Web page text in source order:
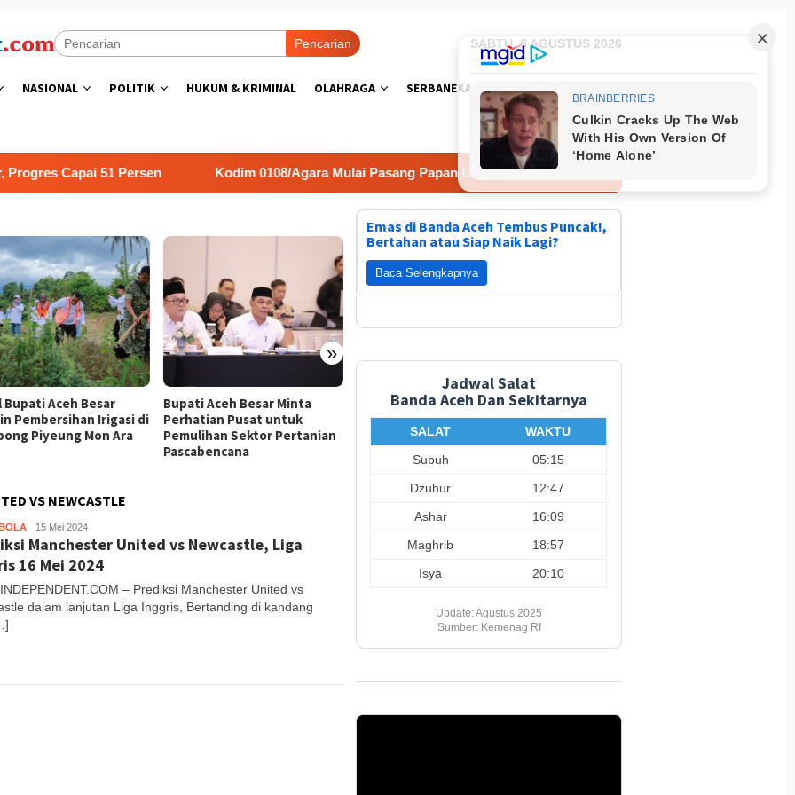
Pencarian SABTU, 8 AGUSTUS 2026
NASIONAL POLITIK HUKUM & KRIMINAL OLAHRAGA SERBANEKA FOTO
Capai 51 Persen Kodim 0108/Agara Mulai Pasang Papan Lantai Jembatan Gantung di Kuta Ujung Agara
»
Bupati Aceh Besar
Pembersihan Irigasi di
Piyeung Mon Ara
Bupati Aceh Besar Minta
Perhatian Pusat untuk
Pemulihan Sektor Pertanian
Pascabencana
TNI dan Warga Kebutan
Pengecoran Lantai Jembatan
di Bunga Melur, Progres
Capai 51 Persen
Kodim 0108/Agara Mulai
Pasang Papan Lantai
Jembatan Gantung di Kuta
Ujung Agara
VS NEWCASTLE
Aceh
Independent
15 Mei 2024
Manchester United vs Newcastle, Liga
16 Mei 2024
– Prediksi Manchester United vs
dalam lanjutan Liga Inggris, Bertanding di kandang
Emas di Banda Aceh Tembus Puncak!,
Bertahan atau Siap Naik Lagi?
Baca Selengkapnya
Jadwal Salat
Banda Aceh Dan Sekitarnya
SALAT
WAKTU
Subuh
05:15
Dzuhur
12:47
Ashar
16:09
Maghrib
18:57
Isya
20:10
Update: Agustus 2025
Sumber: Kemenag RI